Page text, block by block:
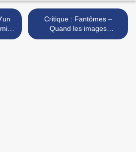
Critique : Fantômes –
Quand les images
deviennent mémoire >